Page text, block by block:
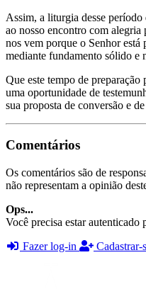
Assim, a liturgia desse
ao nosso encontro com alegria
nos vem porque o Senhor
mediante fundamento sólido e
Que este tempo de
uma oportunidade de
sua proposta de conversão e
Comentários
Os comentários são de
não representam a opinião
Ops...
Você precisa estar autenticado
Fazer log-in
Cadastrar-